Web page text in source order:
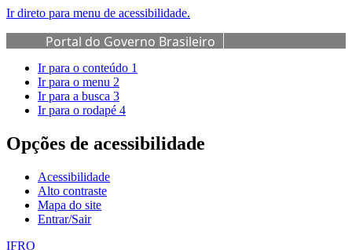
Ir direto para menu de acessibilidade.
Portal do Governo Brasileiro
Ir para o conteúdo 1
Ir para o menu 2
Ir para a busca 3
Ir para o rodapé 4
Opções de acessibilidade
Acessibilidade
Alto contraste
Mapa do site
Entrar/Sair
IFRO